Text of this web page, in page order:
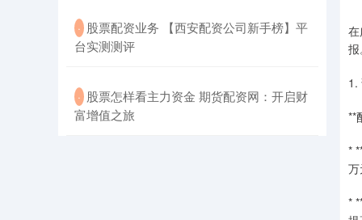
报。
1.
**
*
万
*
· ​股票配资业务 【西安配资公司新手榜】平
台实测测评
· ​股票怎样看主力资金 期货配资网：开启财
富增值之旅